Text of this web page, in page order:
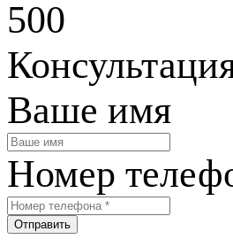
500
Ваше имя
Номер
Отправить